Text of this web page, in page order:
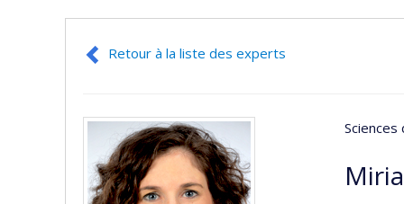
Retour à la liste des experts
Sciences